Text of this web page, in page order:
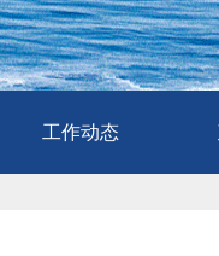
工作动态